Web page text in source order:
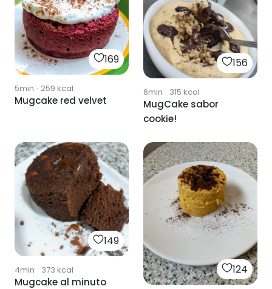
169
5min · 259 kcal
Mugcake red velvet
156
6min · 315 kcal
MugCake sabor
cookie!
149
4min · 373 kcal
Mugcake al minuto
124